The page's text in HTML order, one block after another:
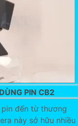
PIN CB2
đến từ thương
này sở hữu nhiều